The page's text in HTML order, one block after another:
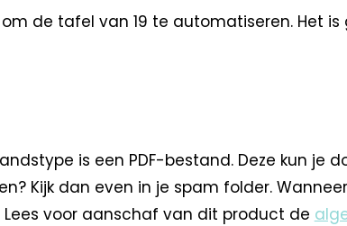
de tafel van 19 te automatiseren. Het
is een PDF-bestand. Deze kun je
Kijk dan even in je spam folder.
voor aanschaf van dit product de